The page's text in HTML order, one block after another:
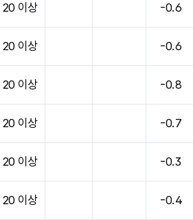
20 이상 -0.6
20 이상 -0.6
20 이상 -0.8
20 이상 -0.7
20 이상 -0.3
20 이상 -0.4